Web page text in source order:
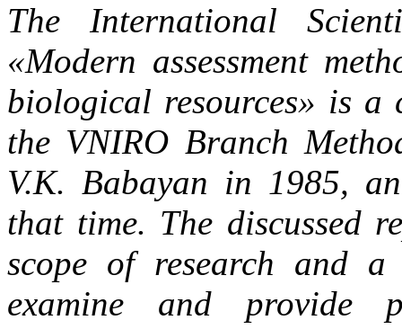
The International
«Modern assessment
biological resources» is a
the VNIRO Branch
V.K. Babayan in 1985,
that time. The discussed
scope of research and a
examine and provide